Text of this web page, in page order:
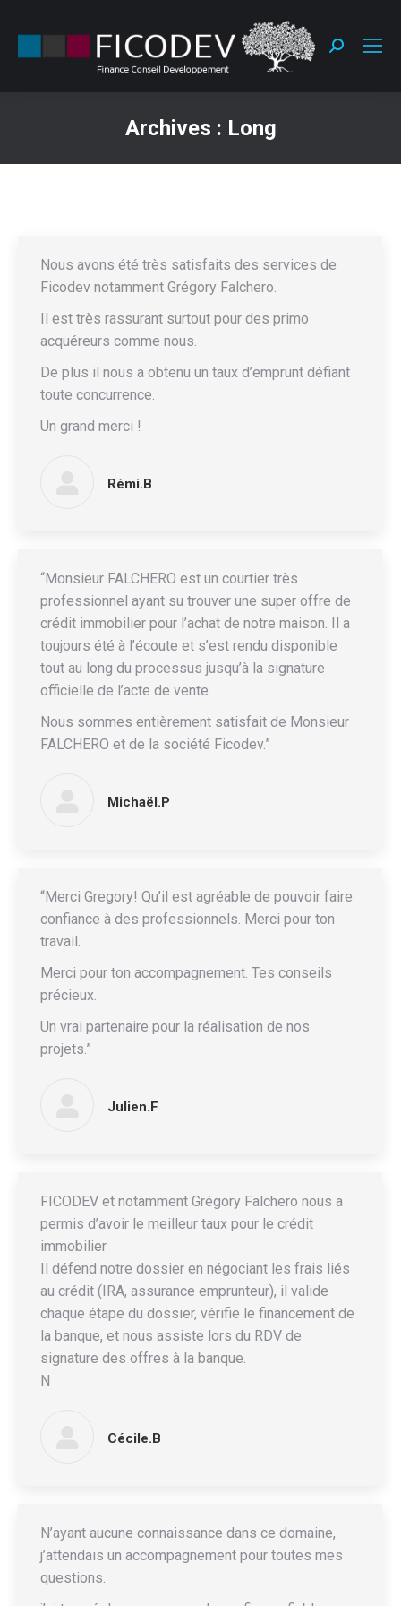
Recherche
Archives : Long
Nous avons été très satisfaits des services de
Ficodev notamment Grégory Falchero.
Il est très rassurant surtout pour des primo
acquéreurs comme nous.
De plus il nous a obtenu un taux d’emprunt défiant
toute concurrence.
Un grand merci !
Rémi.B
“Monsieur FALCHERO est un courtier très
professionnel ayant su trouver une super offre de
crédit immobilier pour l’achat de notre maison. Il a
toujours été à l’écoute et s’est rendu disponible
tout au long du processus jusqu’à la signature
officielle de l’acte de vente.
Nous sommes entièrement satisfait de Monsieur
FALCHERO et de la société Ficodev.”
Michaël.P
“Merci Gregory! Qu’il est agréable de pouvoir faire
confiance à des professionnels. Merci pour ton
travail.
Merci pour ton accompagnement. Tes conseils
précieux.
Un vrai partenaire pour la réalisation de nos
projets.”
Julien.F
FICODEV et notamment Grégory Falchero nous a
permis d’avoir le meilleur taux pour le crédit
immobilier
Il défend notre dossier en négociant les frais liés
au crédit (IRA, assurance emprunteur), il valide
chaque étape du dossier, vérifie le financement de
la banque, et nous assiste lors du RDV de
signature des offres à la banque.
N
Cécile.B
N’ayant aucune connaissance dans ce domaine,
j’attendais un accompagnement pour toutes mes
questions.